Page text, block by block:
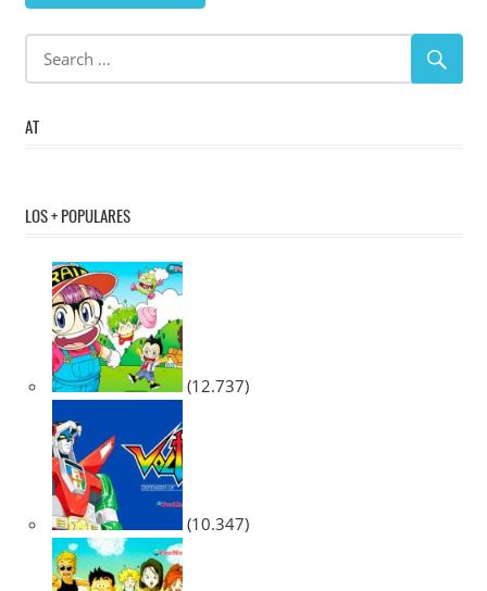
AT
LOS + POPULARES
(12.737)
(10.347)